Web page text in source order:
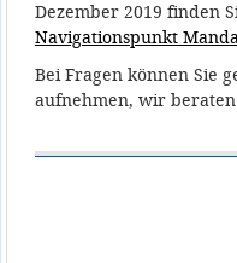
Dezember 2019 finden
Navigationspunkt
Bei Fragen können Sie
aufnehmen, wir beraten